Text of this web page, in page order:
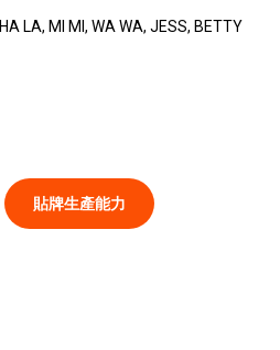
HA LA, MI MI, WA WA, JESS, BETTY
貼牌生產能力